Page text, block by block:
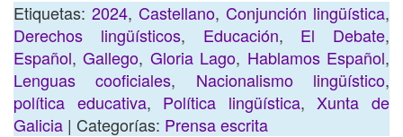
Etiquetas: 2024, Castellano, Conjunción lingüística,
Derechos lingüísticos, Educación, El Debate,
Español,Gallego, Gloria Lago, Hablamos Español,
Lenguas cooficiales, Nacionalismo lingüístico,
política educativa, Política lingüística, Xunta de
Galicia | Categorías: Prensa escrita